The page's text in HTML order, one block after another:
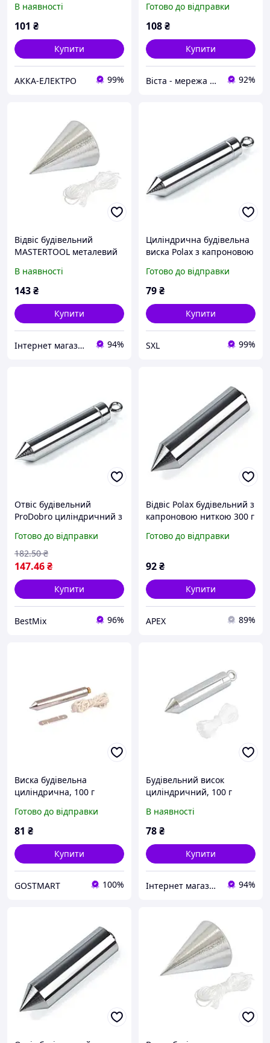
В наявності
101 ₴
Купити
АККА-ЕЛЕКТРО 99%
Готово до відправки
108₴
Купити
Віста - мережа будівельно-господарчих маркетів 92%
Відвіс будівельний
MASTERTOOL металевий
В наявності
143₴
Купити
Інтернет магазин SHOP TOOLS 94%
Циліндрична будівельна
виска Polax з капроновою
розмітки та перевірки
рівності поверхонь
Готово до відправки
79₴
Купити
SXL 99%
Отвіс будівельний
ProDobro циліндричний з
Готово до відправки
147.46₴
182.50 ₴
Купити
BestMix 96%
Відвіс Polax будівельний з
капроновою ниткою 300 г
Готово до відправки
92₴
Купити
APEX 89%
Виска будівельна
циліндрична, 100 г
0604)
Готово до відправки
81 ₴
Купити
GOSTMART 100%
Будівельний висок
циліндричний, 100 г
В наявності
78₴
Купити
Інтернет магазин SHOP TOOLS 94%